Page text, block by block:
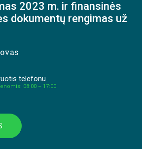
2023 m. ir finansinės
dokumentų rengimas už
telefonu
08:00 – 17:00